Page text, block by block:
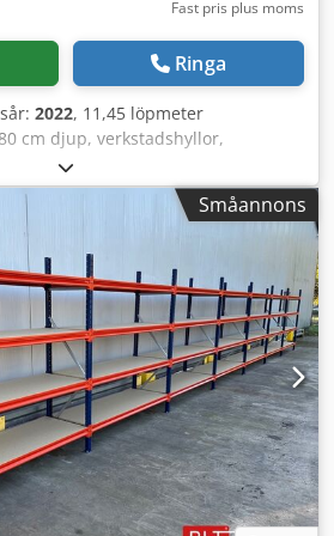
Fast pris plus moms
Ringa
2022, 11,45 löpmeter
cm djup, verkstadshyllor,
smådelslager, hyllsystem,
ca 200 cm - Djup: ca 80 cm -
Hylla erbjudande bestående av: -
cm, isärtagna - 36 x bärbalkar ca
184,5 x 79,5 cm Dedpjzrvu Eefx
/ lastfördelare - Inkl.
BLT, Typ WR20/80 - Belastning:
fördelad last - Plan: 3 x
naturell - Stolpar blå - Stödbalkar
från lager - Andra kvantiteter
av gavlar kan utföras av oss mot
netto per styck. -- OMEDELBART
-- Pris: 1175,00 € netto + gällande
en faktura med angiven moms.
vid behov genom våra
Småannons